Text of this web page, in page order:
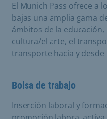
El Munich Pass ofrece a
bajas una amplia gama
ámbitos de la
cultura/el arte, el
transporte hacia y desde
Bolsa de trabajo
Inserción laboral y